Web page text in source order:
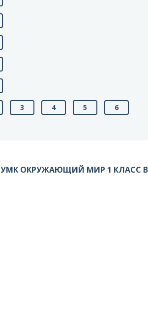
3 4 5 6
УМК ОКРУЖАЮЩИЙ МИР 1 КЛАСС